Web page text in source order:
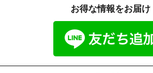
お得な情報をお届け